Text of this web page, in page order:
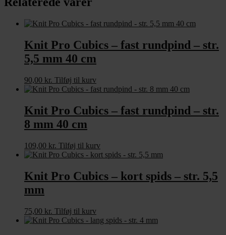
Knit Pro Cubics – fast rundpind – str.
5,5 mm 40 cm
90,00 kr. Tilføj til kurv
Knit Pro Cubics – fast rundpind – str.
8 mm 40 cm
109,00 kr. Tilføj til kurv
Knit Pro Cubics – kort spids – str. 5,5
mm
75,00 kr. Tilføj til kurv